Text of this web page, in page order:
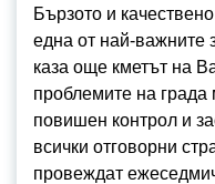
Бързото и
една от най-важните
каза още кметът на
проблемите на града
повишен контрол и
всички отговорни
провеждат